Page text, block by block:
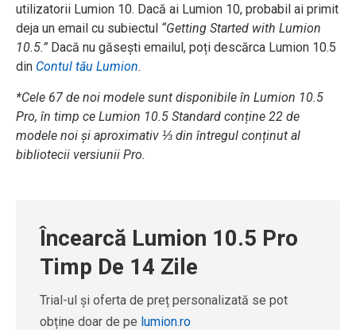
utilizatorii Lumion 10. Dacă ai Lumion 10, probabil ai primit
deja un email cu subiectul “Getting Started with Lumion
10.5.” Dacă nu găsești emailul, poți descărca Lumion 10.5
din Contul tău Lumion.
*Cele 67 de noi modele sunt disponibile în Lumion 10.5
Pro, în timp ce Lumion 10.5 Standard conține 22 de
modele noi și aproximativ ⅓ din întregul conținut al
bibliotecii versiunii Pro.
Încearcă Lumion 10.5 Pro
Timp De 14 Zile
Trial-ul și oferta de preț personalizată se pot
obține doar de pe lumion.ro